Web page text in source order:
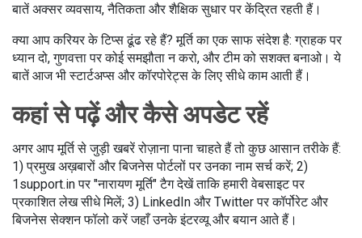
बातें अक्सर व्यवसाय, नैतिकता और शैक्षिक सुधार पर केंद्रित रहती हैं।
क्या आप करियर के टिप्स ढूंढ रहे हैं? मूर्ति का एक साफ संदेश है: ग्राहक पर
ध्यान दो, गुणवत्ता पर कोई समझौता न करो, और टीम को सशक्त बनाओ। ये
बातें आज भी स्टार्टअप्स और कॉरपोरेट्स के लिए सीधे काम आती हैं।
कहां से पढ़ें और कैसे अपडेट रहें
अगर आप मूर्ति से जुड़ी खबरें रोज़ाना पाना चाहते हैं तो कुछ आसान तरीके हैं:
1) प्रमुख अख़बारों और बिजनेस पोर्टलों पर उनका नाम सर्च करें; 2)
1support.in पर "नारायण मूर्ति" टैग देखें ताकि हमारी वेबसाइट पर
प्रकाशित लेख सीधे मिलें; 3) LinkedIn और Twitter पर कॉर्पोरेट और
बिजनेस सेक्शन फॉलो करें जहाँ उनके इंटरव्यू और बयान आते हैं।